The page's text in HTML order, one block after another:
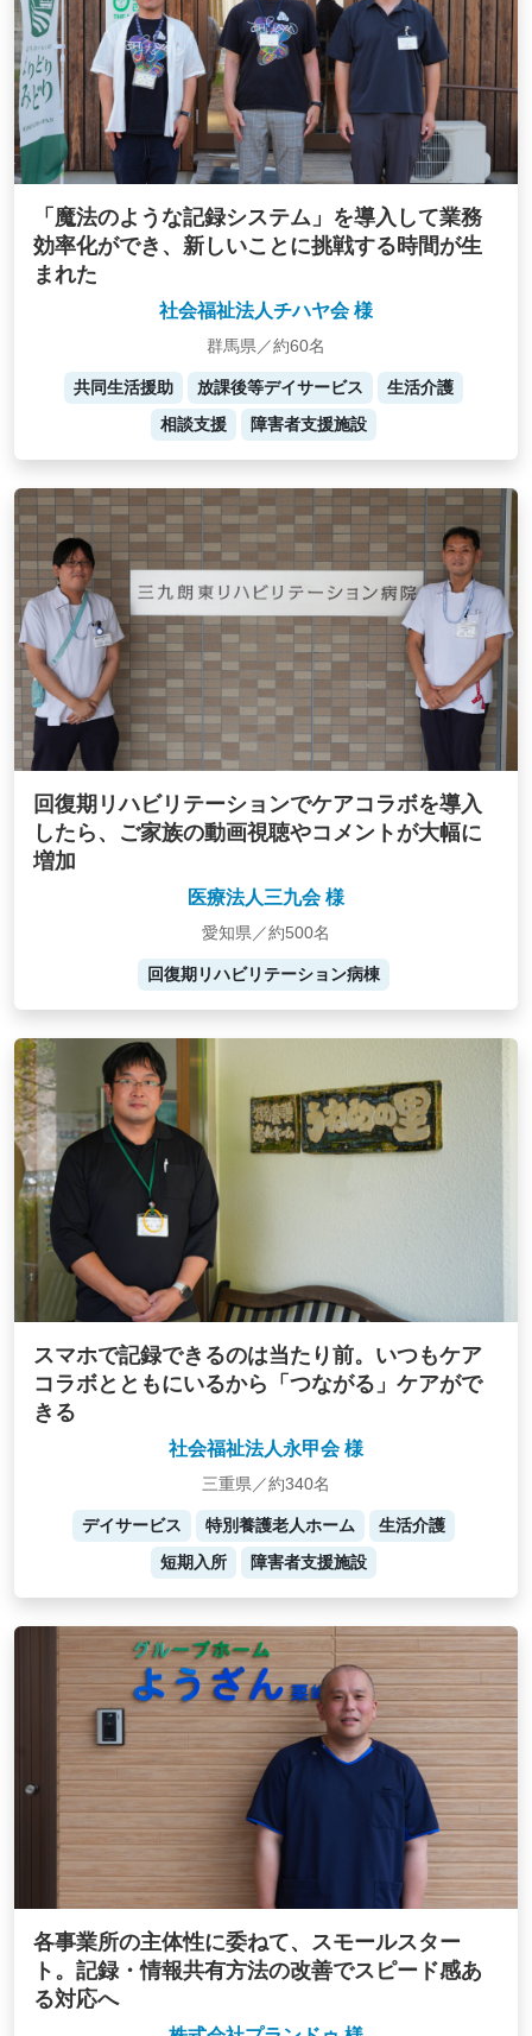
「魔法のような記録システム」を導入して業務
効率化ができ、新しいことに挑戦する時間が生
まれた
社会福祉法人チハヤ会 様
群馬県／約60名
共同生活援助 放課後等デイサービス
生活介護
相談支援
障害者支援施設
回復期リハビリテーションでケアコラボを導入
したら、ご家族の動画視聴やコメントが大幅に
増加
医療法人三九会 様
愛知県／約500名
回復期リハビリテーション病棟
スマホで記録できるのは当たり前。いつもケア
コラボとともにいるから「つながる」ケアがで
きる
社会福祉法人永甲会 様
三重県／約340名
デイサービス 特別養護老人ホーム
生活介護
短期入所
障害者支援施設
各事業所の主体性に委ねて、スモールスター
ト。記録・情報共有方法の改善でスピード感あ
る対応へ